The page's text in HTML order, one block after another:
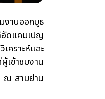
งานออกบูธ
อัดแคมเปญ
คราะห์และ
เข้าชมงาน
ณ สามย่าน